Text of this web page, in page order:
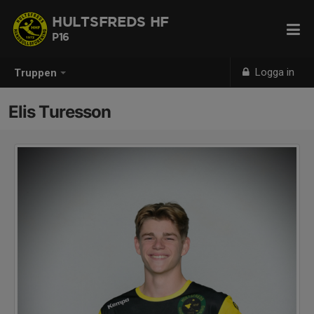
Truppen Logga in
HULTSFREDS HF
P16
Elis Turesson